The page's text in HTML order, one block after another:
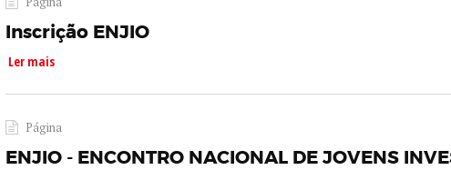
Inscrição ENJIO
Ler mais
Página
ENJIO - ENCONTRO NACIONAL DE JOVENS